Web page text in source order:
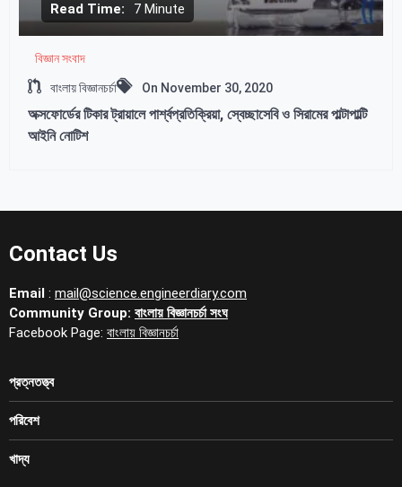
Read Time: 7 Minute
বিজ্ঞান সংবাদ
বাংলায় বিজ্ঞানচর্চা On November 30, 2020
অক্সফোর্ডের টিকার ট্রায়ালে পার্শ্বপ্রতিক্রিয়া, স্বেচ্ছাসেবি ও সিরামের পাল্টাপাল্টি
আইনি নোটিশ
Contact Us
Email : mail@science.engineerdiary.com
Community Group: বাংলায় বিজ্ঞানচর্চা সংঘ
Facebook Page: বাংলায় বিজ্ঞানচর্চা
প্রত্নতত্ত্ব
পরিবেশ
খাদ্য